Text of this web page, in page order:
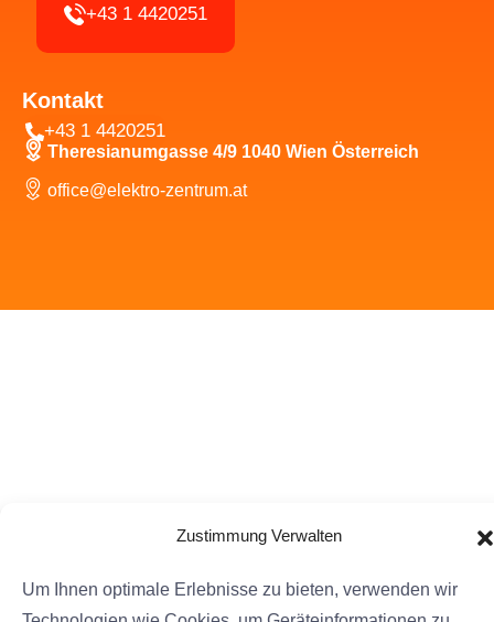
Zustimmung Verwalten
Um Ihnen optimale Erlebnisse zu bieten, verwenden wir
+43 1 4420251
Kontakt
+43 1 4420251
Theresianumgasse 4/9 1040 Wien Österreich
office@elektro-zentrum.at